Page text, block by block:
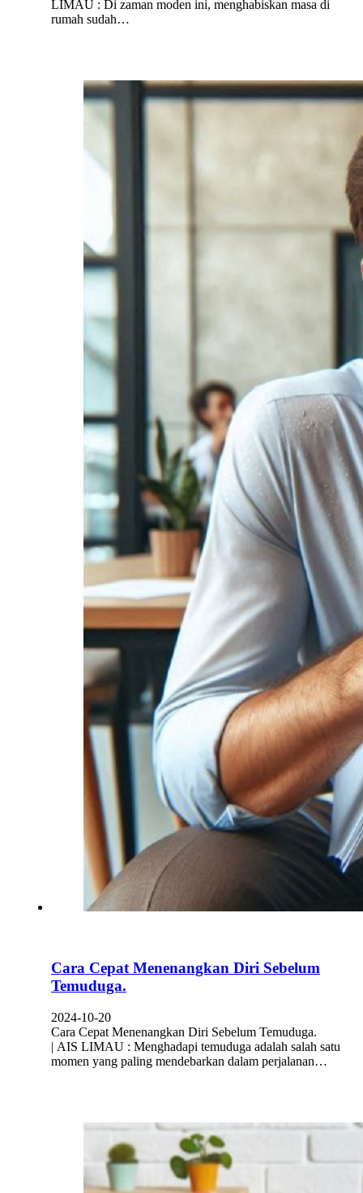
LIMAU : Di zaman moden ini, menghabiskan masa di
rumah sudah…
Cara Cepat Menenangkan Diri Sebelum
Temuduga.
2024-10-20
Cara Cepat Menenangkan Diri Sebelum Temuduga.
| AIS LIMAU : Menghadapi temuduga adalah salah satu
momen yang paling mendebarkan dalam perjalanan…